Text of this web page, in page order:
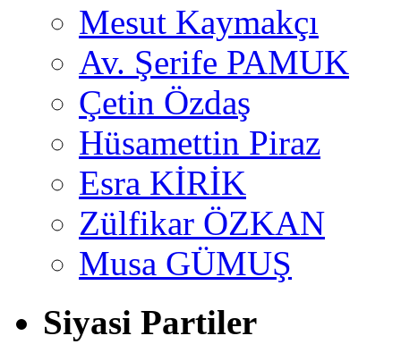
Mesut Kaymakçı
Av. Şerife PAMUK
Çetin Özdaş
Hüsamettin Piraz
Esra KİRİK
Zülfikar ÖZKAN
Musa GÜMUŞ
Siyasi Partiler